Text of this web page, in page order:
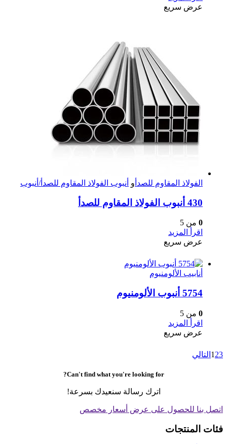
عرض سريع
الفولاذ المقاوم للصدأ و أنبوب الفولاذ المقاوم للصدأ/أنبوب
430 أنبوب الفولاذ المقاوم للصدأ
0 من 5
اقرأ المزيد
عرض سريع
أنابيب الألومنيوم
5754 أنبوب الألومنيوم
0 من 5
اقرأ المزيد
عرض سريع
1 23 التالي
Can't find what you're looking for?
اترك رسالة سنعيدك بسرعة!
اتصل بنا للحصول على عرض أسعار مخصص
فئات المنتجات